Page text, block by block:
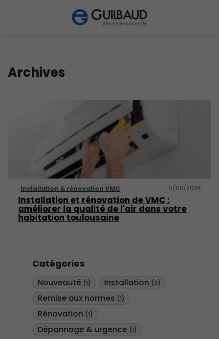
Catégories
Nouveauté (1) Installation (2)
Remise aux normes (1)
Rénovation (1)
Dépannage & urgence (1)
Archives
Installation & rénovation VMC 11/05/2026
Installation et rénovation de VMC :
améliorer la qualité de l'air dans votre
habitation toulousaine